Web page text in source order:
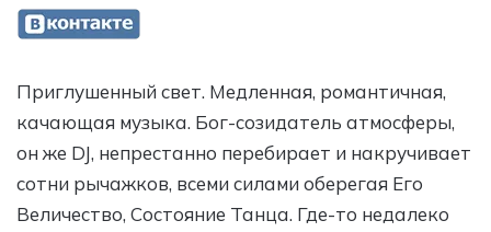
Приглушенный свет. Медленная, романтичная,
качающая музыка. Бог-созидатель атмосферы,
он же DJ, непрестанно перебирает и накручивает
сотни рычажков, всеми силами оберегая Его
Величество, Состояние Танца. Где-то недалеко